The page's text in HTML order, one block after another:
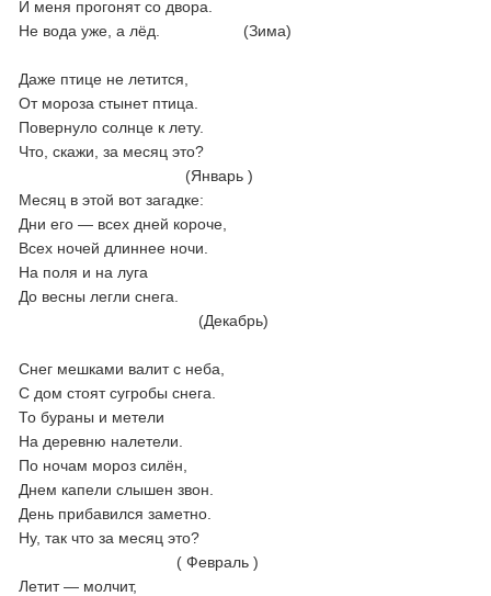
И меня прогонят со двора.
Не вода уже, а лёд. (Зима)
Даже птице не летится,
От мороза стынет птица.
Повернуло солнце к лету.
Что, скажи, за месяц это?
(Январь )
Месяц в этой вот загадке:
Дни его — всех дней короче,
Всех ночей длиннее ночи.
На поля и на луга
До весны легли снега.
(Декабрь)
Снег мешками валит с неба,
С дом стоят сугробы снега.
То бураны и метели
На деревню налетели.
По ночам мороз силён,
Днем капели слышен звон.
День прибавился заметно.
Ну, так что за месяц это?
( Февраль )
Летит — молчит,